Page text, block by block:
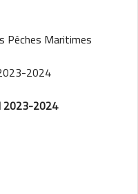
Pêches Maritimes
2024
2023-2024